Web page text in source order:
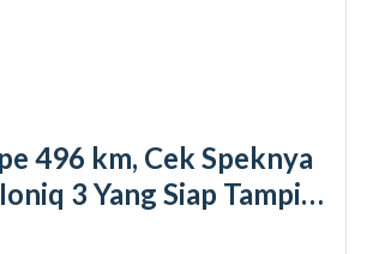
496 km, Cek Speknya
3 Yang Siap Tampil